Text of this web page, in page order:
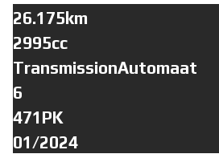
26.175km
2995cc
TransmissionAutomaat
6
471PK
01/2024